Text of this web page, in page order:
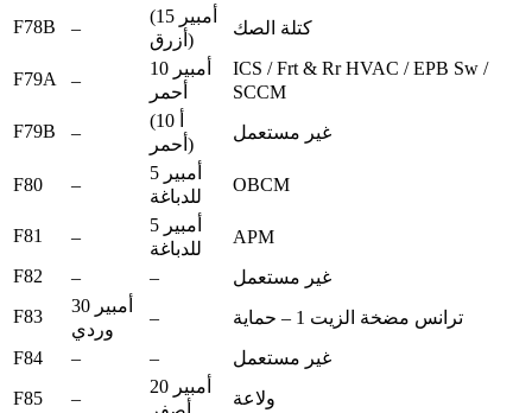
F78B –
(15 أمبير
أزرق)
كتلة الصك
F79A –
10 أمبير
أحمر
ICS / Frt & Rr HVAC / EPB Sw /
SCCM
F79B
–
(10 أ
أحمر)
غير مستعمل
F80 –
5 أمبير
للدباغة
OBCM
F81 –
5 أمبير
للدباغة
APM
F82
– –
غير مستعمل
F83
30 أمبير
وردي
–
ترانس مضخة الزيت 1 – حماية
F84
– –
غير مستعمل
F85
–
20 أمبير
ولاعة